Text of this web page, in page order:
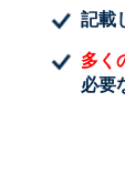
記載
多く
必要